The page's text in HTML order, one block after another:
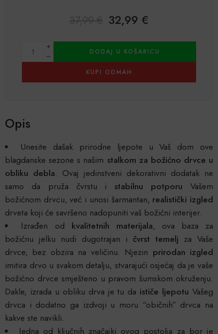
37,99 32,99 €
DODAJ U KOŠARICU
KUPI ODMAH
Alternative:
Opis
Unesite dašak prirodne ljepote u Vaš dom ove
blagdanske sezone s našim stalkom za božićno drvce u
obliku debla. Ovaj jedinstveni dekorativni dodatak ne
samo da pruža čvrstu i stabilnu potporuVašem
božićnom drvcu, već i unosi šarmantan, realistički izgled
drveta koji će savršeno nadopuniti vaš božićni interijer.
Izrađen od kvalitetnih materijala, ova baza za
božićnu jelku nudi dugotrajan i čvrst temelj za Vaše
drvce, bez obzira na veličinu. Njezin prirodan izgled
imitira drvo u svakom detalju, stvarajući osjećaj da je vaše
božićno drvce smješteno u pravom šumskom okruženju.
Dakle, izrada u obliku drva je tu da ističe ljepotu Vašeg
drvca i dodatno ga izdvoji u moru “običnih” drvca na
kakve ste navikli.
Jedna od ključnih značajki ovog postolja za bor je